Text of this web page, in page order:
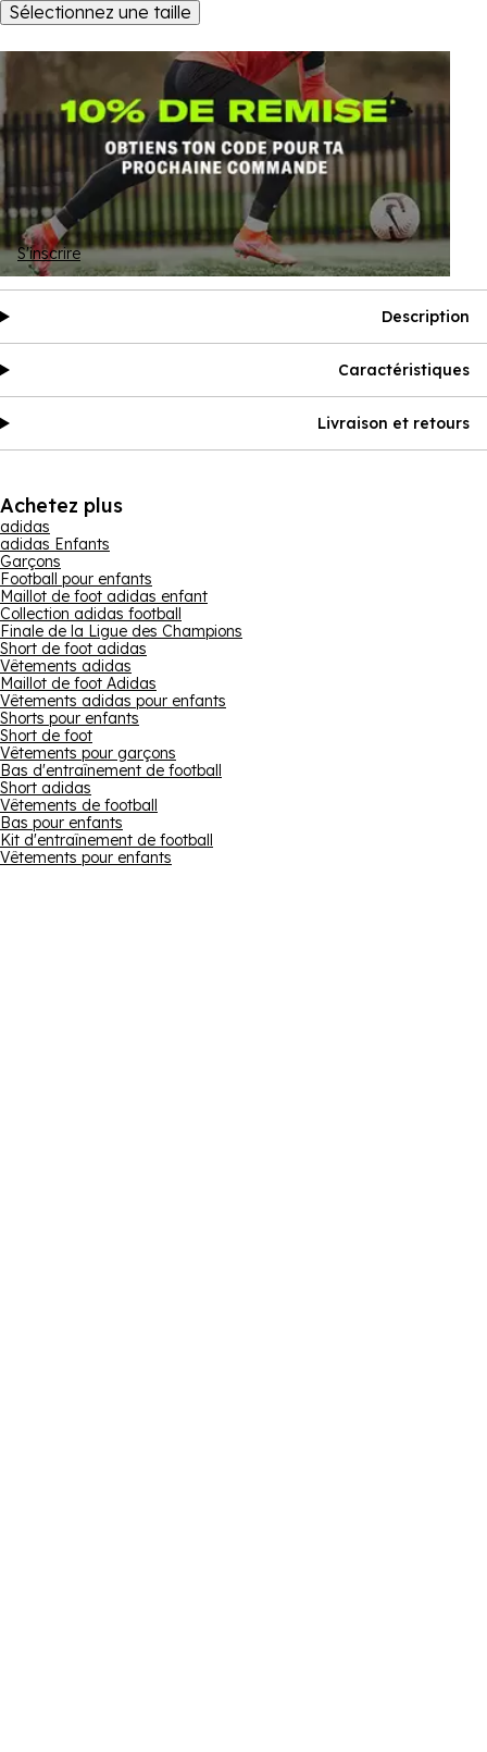
Sélectionnez une taille
S'inscrire
Description
Caractéristiques
Livraison et retours
Achetez plus
adidas
adidas Enfants
Garçons
Football pour enfants
Maillot de foot adidas enfant
Collection adidas football
Finale de la Ligue des Champions
Short de foot adidas
Vêtements adidas
Maillot de foot Adidas
Vêtements adidas pour enfants
Shorts pour enfants
Short de foot
Vêtements pour garçons
Bas d'entraînement de football
Short adidas
Vêtements de football
Bas pour enfants
Kit d'entraînement de football
Vêtements pour enfants